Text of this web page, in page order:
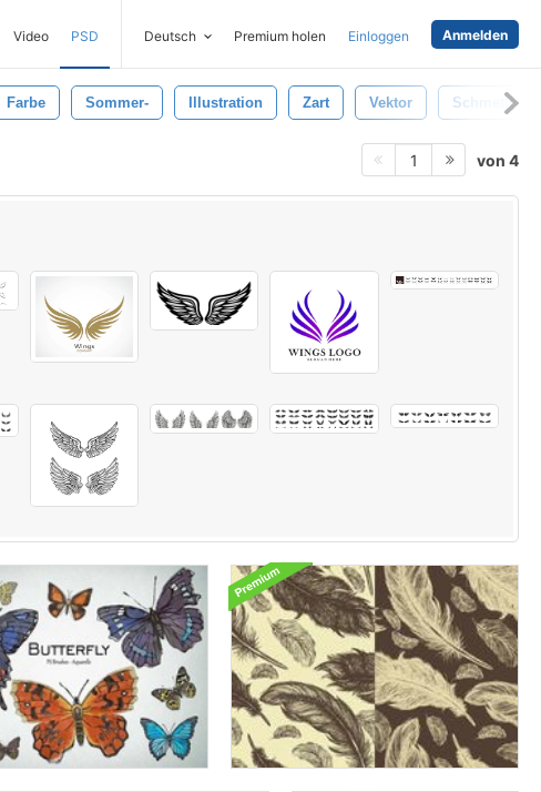
Video PSD Deutsch Premium holen Einloggen Anmelden
Farbe Sommer- Illustration Zart Vektor
1 von 4